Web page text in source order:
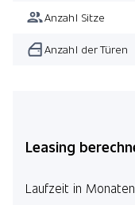
Anzahl Sitze
Anzahl der Türen
Leasing
Laufzeit in Monaten